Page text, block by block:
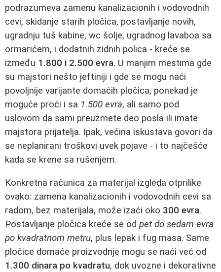
podrazumeva zamenu kanalizacionih i vodovodnih
cevi, skidanje starih pločica, postavljanje novih,
ugradnju tuš kabine, wc šolje, ugradnog lavaboa sa
ormarićem, i dodatnih zidnih polica - kreće se
između 1.800 i 2.500 evra. U manjim mestima gde
su majstori nešto jeftiniji i gde se mogu naći
povoljnije varijante domaćih pločica, ponekad je
moguće proći i sa 1.500 evra, ali samo pod
uslovom da sami preuzmete deo posla ili imate
majstora prijatelja. Ipak, većina iskustava govori da
se neplanirani troškovi uvek pojave - i to najčešće
kada se krene sa rušenjem.
Konkretna računica za materijal izgleda otprilike
ovako: zamena kanalizacionih i vodovodnih cevi sa
radom, bez materijala, može izaći oko 300 evra.
Postavljanje pločica kreće se od pet do sedam evra
po kvadratnom metru, plus lepak i fug masa. Same
pločice domaće proizvodnje mogu se naći već od
1.300 dinara po kvadratu, dok uvozne i dekorativne